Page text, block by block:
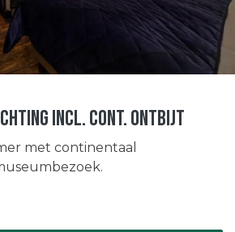
incl. cont. ontbijt
met continentaal